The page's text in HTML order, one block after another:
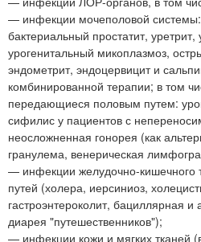
— инфекции мочеполовой
бактериальный простатит, уретрит,
урогенитальный микоплазмоз,
эндометрит, эндоцервицит и
комбинированной терапии; в том
передающиеся половым путем:
сифилис у пациентов с
неосложненная гонорея (как
гранулема, венерическая
— инфекции желудочно-кишечного
путей (холера, иерсиниоз,
гастроэнтероколит, бациллярная
диарея "путешественников");
— инфекции кожи и мягких тканей